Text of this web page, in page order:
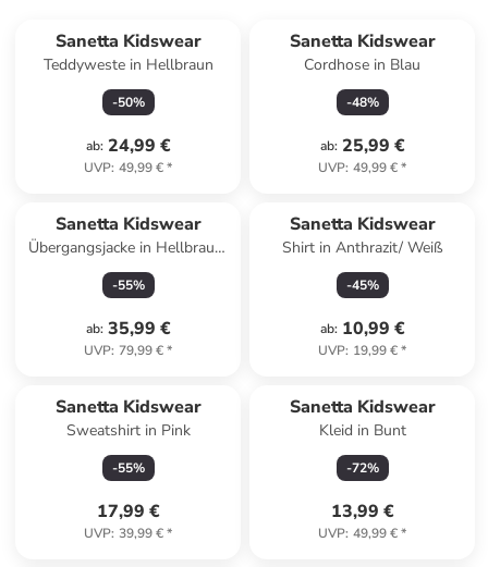
Sanetta Kidswear
Teddyweste in Hellbraun
-50%
ab: 24,99 €
UVP: 49,99 €*
Sanetta Kidswear
Cordhose in Blau
-48%
ab: 25,99 €
UVP: 49,99 €*
Sanetta Kidswear
Übergangsjacke in Hellbraun/
Dunkelblau
-55%
ab: 35,99 €
UVP: 79,99 €*
Sanetta Kidswear
Shirt in Anthrazit/ Weiß
-45%
ab: 10,99 €
UVP: 19,99 €*
Sanetta Kidswear
Sweatshirt in Pink
-55%
17,99 €
UVP: 39,99 €*
Sanetta Kidswear
Kleid in Bunt
-72%
13,99 €
UVP: 49,99 €*